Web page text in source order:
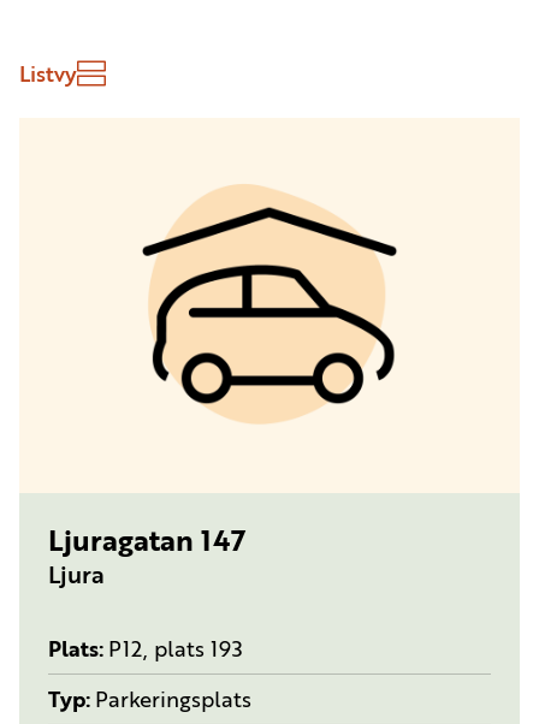
Listvy
Ljuragatan 147
Ljura
Plats P12, plats 193
Typ Parkeringsplats